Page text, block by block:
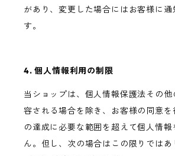
があり、変更した場合にはお客様に通
す。
4. 個人情報利用の制限
当ショップは、個人情報保護法その
容される場合を除き、お客様の同意を
の達成に必要な範囲を超えて個人情報
ん。但し、次の場合はこの限りではあ